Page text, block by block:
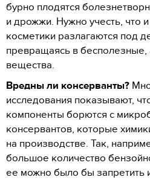
бурно плодятся
и дрожжи. Нужно учесть, что
косметики разлагаются под
превращаясь в бесполезные,
вещества.
Вредны ли консерванты?
исследования показывают,
компоненты борются с
консервантов, которые
на производстве. Так,
большое количество
ее можно было бы запретить